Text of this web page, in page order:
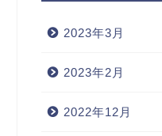
2023年3月
2023年2月
2022年12月